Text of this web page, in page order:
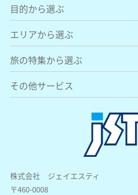
株式会社 ジェイエスティ
〒460-0008
目的から選ぶ
エリアから選ぶ
旅の特集から選ぶ
その他サービス